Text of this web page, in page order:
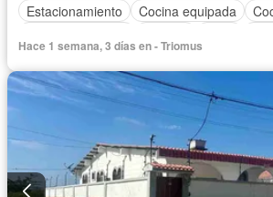
Estacionamiento
Cocina equipada
Completamente amoblado
Hace 1 semana, 3 días en - Triomus